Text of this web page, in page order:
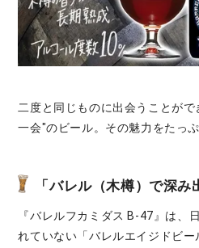
二度と同じものに出会うことが
一会"のビール。その魅力をたっ
「バレル（木樽）で深み
『バレルフカミダス B-47』は、
れていない「バレルエイジドビー